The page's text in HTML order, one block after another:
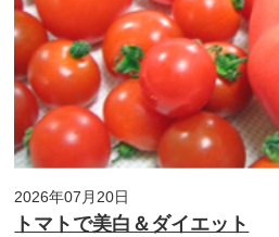
2026年07月20日
トマトで美白＆ダイエット